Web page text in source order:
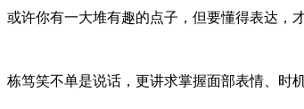
或许你有一大堆有趣的点子，但要懂得表达，
栋笃笑不单是说话 ， 更讲求掌握面部表情、时